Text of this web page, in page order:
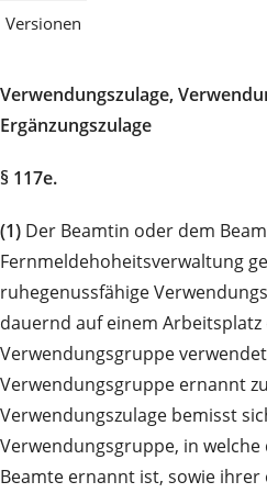
Versionen
Verwendungszulage,
Ergänzungszulage
§ 117e.
(1) Der Beamtin oder dem
Fernmeldehoheitsverwaltung
ruhegenussfähige
dauernd auf einem
Verwendungsgruppe
Verwendungsgruppe ernannt
Verwendungszulage bemisst
Verwendungsgruppe, in
Beamte ernannt ist, sowie